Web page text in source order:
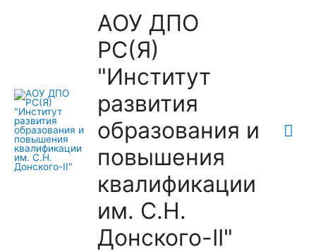
АОУ ДПО
РС(Я)
"Институт
развития
образования и
повышения
квалификации
им. С.Н.
Донского-II"